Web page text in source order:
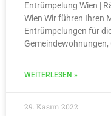
Entrümpelung Wien |
Wien Wir führen Ihren
Entrümpelungen für
WEITERLESEN »
29. Kasım 2022